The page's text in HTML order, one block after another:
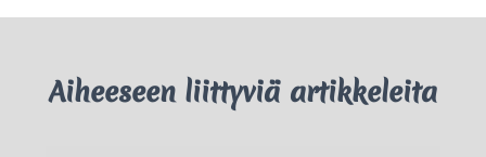
Aiheeseen liittyviä artikkeleita